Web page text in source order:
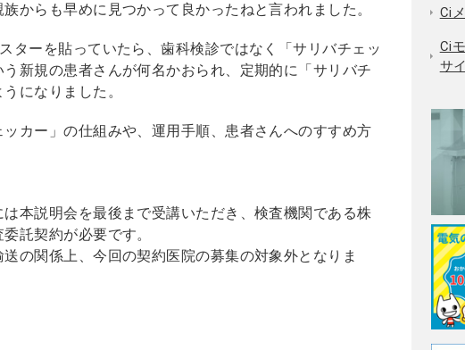
からも早めに見つかって良かったねと言われました。
ターを貼っていたら、歯科検診ではなく「サリバチェッ
新規の患者さんが何名かおられ、定期的に「サリバチ
になりました。
カー」の仕組みや、運用手順、患者さんへのすすめ方
本説明会を最後まで受講いただき、検査機関である株
託契約が必要です。
の関係上、今回の契約医院の募集の対象外となりま
Ci
Ci
サ